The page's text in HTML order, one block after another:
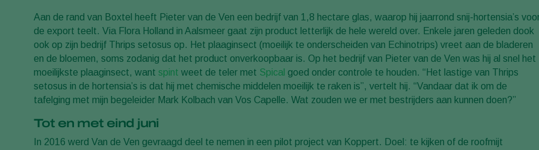
Aan de rand van Boxtel heeft Pieter van de Ven een bedrijf van 1,8 hectare glas, waarop hij jaarrond snij-hortensia’s
de export teelt. Via Flora Holland in Aalsmeer gaat zijn product letterlijk de hele wereld over. Enkele jaren geleden dook
ook op zijn bedrijf Thrips setosus op. Het plaaginsect (moeilijk te onderscheiden van Echinotrips) vreet aan de bladeren
en de bloemen, soms zodanig dat het product onverkoopbaar is. Op het bedrijf van Pieter van de Ven was hij al snel het
moeilijkste plaaginsect, want spint weet de teler met Spical goed onder controle te houden. “Het lastige van Thrips
setosus in de hortensia’s is dat hij met chemische middelen moeilijk te raken is”, vertelt hij. “Vandaar dat ik om de
tafelging met mijn begeleider Mark Kolbach van Vos Capelle. Wat zouden we er met bestrijders aan kunnen doen?”
Tot en met eind juni
In 2016 werd Van de Ven gevraagd deel te nemen in een pilot project van Koppert. Doel: te kijken of de roofmijt